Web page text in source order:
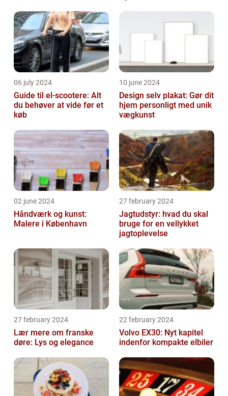
06 july 2024
Guide til el-scootere: Alt
du behøver at vide før et
køb
10 june 2024
Design selv plakat: Gør dit
hjem personligt med unik
vægkunst
02 june 2024
Håndværk og kunst:
Malere i København
27 february 2024
Jagtudstyr: hvad du skal
bruge for en vellykket
jagtoplevelse
27 february 2024
Lær mere om franske
døre: Lys og elegance
22 february 2024
Volvo EX30: Nyt kapitel
indenfor kompakte elbiler